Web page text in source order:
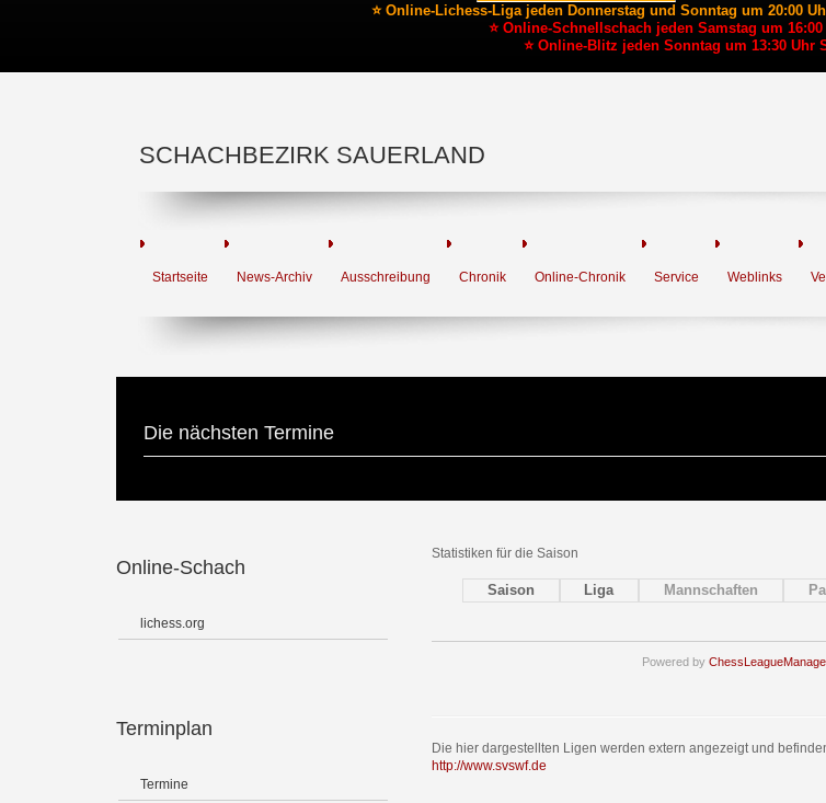
⭐ Online-Lichess-Liga jeden Donnerstag und Sonntag um 20:00
⭐ Online-Schnellschach jeden Samstag um 16:00
⭐ Online-Blitz jeden Sonntag um 13:30 Uhr
SCHACHBEZIRK SAUERLAND
Startseite News-Archiv Ausschreibung Chronik Online-Chronik Service Weblinks
Die nächsten Termine
Online-Schach
lichess.org
Terminplan
Termine
Statistiken für die Saison
Saison Liga Mannschaften
Powered by
Die hier dargestellten Ligen werden extern angezeigt und
http://www.svswf.de